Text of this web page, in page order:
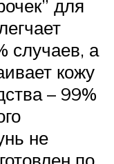
для
случаев, а
кожу
– 99%
не